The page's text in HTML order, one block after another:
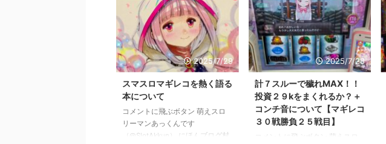
対そこじゃないマギアアタックの
チェリー【マギレコ３０戦勝負２
６戦目】 チェリーのタイミング
がちょっとだけ違ったらすごいこ
とになってただろうに・・・ さ
て、本日は３週連続の新解析が出
ましたのそのお話いきましょう。
今回は調整屋中の熱い演出につい
ギレコが楽しくなるのでできるだ
け覚えた方が良いと思います。
しポイントで入賞させる出目につ
いて検証からの結果をまとめまし
た。 →チェリー取りこぼしと入賞
出目の違い【スマスロマギレコ】
今回は、このチェリーの検証をし
てたマギレコ３０戦勝負２６戦目
の話をしたいと思います。 同じ
確率でもそれをひくタイミングの
違いが出せる人と出せない人と違
いだよなーって思った話です。
ではいってみましょう(^O^)／ 目
2025/7/29
スマスロマギレコを熱く語る
本について
コメントに飛ぶボタン 萌えスロ
リーマンあっくんです
（@SlotAkkun） にほんブログ村
2025/7/28
計７スルーで穢れMAX！！
投資２９kをまくれるか？＋
コンチ音について【マギレコ
３０戦勝負２５戦目】
コメントに飛ぶボタン 萌えスロ